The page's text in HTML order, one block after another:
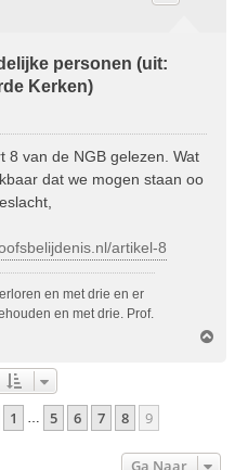
personen (uit:
Kerken)
8 van de NGB gelezen. Wat
dat we mogen staan oo
artikel-8
en met drie en er
en met drie. Prof.
Van9
Vorige
1 … 5 6 7 8 9
Ga Naar